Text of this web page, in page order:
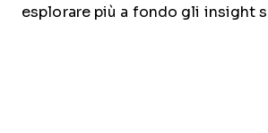
esplorare più a fondo gli insight